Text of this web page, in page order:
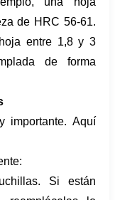
de HRC 56-61.
entre 1,8 y 3
de forma
importante. Aquí
Si están